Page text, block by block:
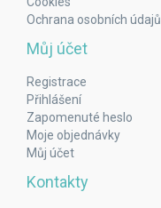
Ochrana osobních údajů
Můj účet
Registrace
Přihlášení
Zapomenuté heslo
Moje objednávky
Můj účet
Kontakty